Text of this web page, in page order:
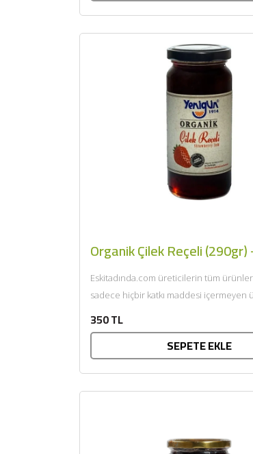
Organik Çilek Reçeli (290gr)
Eskitadında.com üreticilerin tüm
sadece hiçbir katkı maddesi içermeyen
350 TL
SEPETE EKLE